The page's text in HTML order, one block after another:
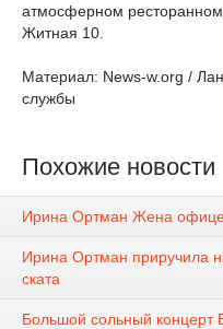
атмосферном
Житная 10.
Материал: News-w.org /
службы
Похожие новости
Ирина Ортман Жена
Ирина Ортман приручила
ската
Большой сольный концерт